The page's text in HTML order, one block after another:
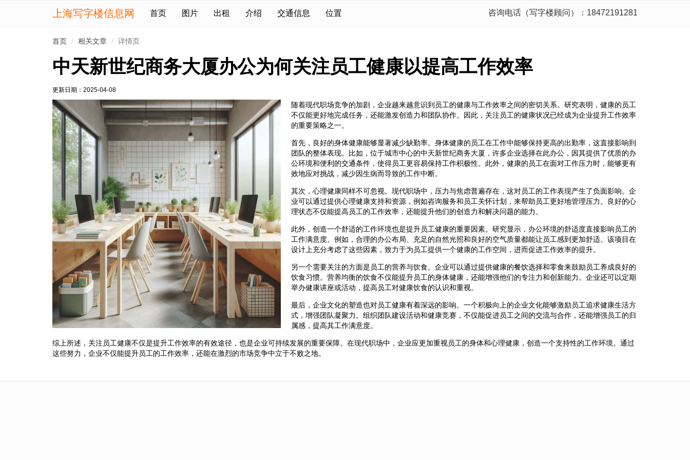
上海写字楼信息网 首页 图片 出租 介绍 交通信息 位置 咨询电话（写字楼顾问）：18472191281
首页 相关文章 详情页
中天新世纪商务大厦办公为何关注员工健康以提高工作效率
更新日期： 2025-04-08
随着现代职场竞争的加剧，企业越来越意识到员工的健康与工作效率之间的密切关系。研究表明，健康的员工
不仅能更好地完成任务，还能激发创造力和团队协作。因此，关注员工的健康状况已经成为企业提升工作效率
的重要策略之一。
首先，良好的身体健康能够显著减少缺勤率。身体健康的员工在工作中能够保持更高的出勤率，这直接影响到
团队的整体表现。比如，位于城市中心的中天新世纪商务大厦，许多企业选择在此办公，因其提供了优质的办
公环境和便利的交通条件，使得员工更容易保持工作积极性。此外，健康的员工在面对工作压力时，能够更有
效地应对挑战，减少因生病而导致的工作中断。
其次，心理健康同样不可忽视。现代职场中，压力与焦虑普遍存在，这对员工的工作表现产生了负面影响。企
业可以通过提供心理健康支持和资源，例如咨询服务和员工关怀计划，来帮助员工更好地管理压力。良好的心
理状态不仅能提高员工的工作效率，还能提升他们的创造力和解决问题的能力。
此外，创造一个舒适的工作环境也是提升员工健康的重要因素。研究显示，办公环境的舒适度直接影响员工的
工作满意度。例如，合理的办公布局、充足的自然光照和良好的空气质量都能让员工感到更加舒适。该项目在
设计上充分考虑了这些因素，致力于为员工提供一个健康的工作空间，进而促进工作效率的提升。
另一个需要关注的方面是员工的营养与饮食。企业可以通过提供健康的餐饮选择和零食来鼓励员工养成良好的
饮食习惯。营养均衡的饮食不仅能提升员工的身体健康，还能增强他们的专注力和创新能力。企业还可以定期
举办健康讲座或活动，提高员工对健康饮食的认识和重视。
最后，企业文化的塑造也对员工健康有着深远的影响。一个积极向上的企业文化能够激励员工追求健康生活方
式，增强团队凝聚力。组织团队建设活动和健康竞赛，不仅能促进员工之间的交流与合作，还能增强员工的归
属感，提高其工作满意度。
综上所述，关注员工健康不仅是提升工作效率的有效途径，也是企业可持续发展的重要保障。在现代职场中，企业应更加重视员工的身体和心理健康，创造一个支持性的工作环境。通过
这些努力，企业不仅能提升员工的工作效率，还能在激烈的市场竞争中立于不败之地。